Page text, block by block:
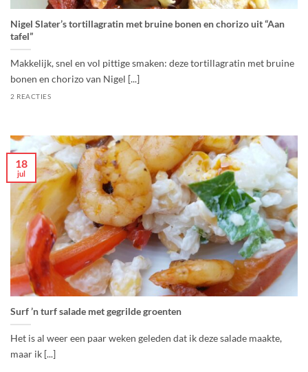
Nigel Slater’s tortillagratin met bruine bonen en chorizo uit “Aan
tafel”
Makkelijk, snel en vol pittige smaken: deze tortillagratin met bruine
bonen en chorizo van Nigel [...]
2 REACTIES
Surf ’n turf salade met gegrilde groenten
Het is al weer een paar weken geleden dat ik deze salade maakte,
maar ik [...]
18
jul